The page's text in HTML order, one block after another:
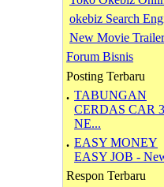
okebiz Search
New Movie Trailer
Forum Bisnis
Posting Terbaru
. TABUNGAN
CERDAS CAR
NE...
. EASY MONEY
EASY JOB -
Respon Terbaru